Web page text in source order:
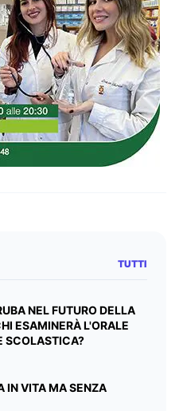
TUTTI
NEL FUTURO DELLA
ESAMINERÀ L'ORALE
SCOLASTICA?
IN VITA MA SENZA